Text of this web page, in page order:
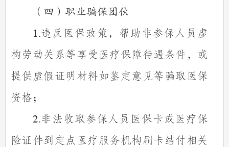
（四）职业骗保团伙
1.违反医保政策，帮助非参保人员虚
构劳动关系等享受医疗保障待遇条件，或
提供虚假证明材料如鉴定意见等骗取医保
资格；
2.非法收取参保人员医保卡或医疗保
险证件到定点医疗服务机构刷卡结付相关